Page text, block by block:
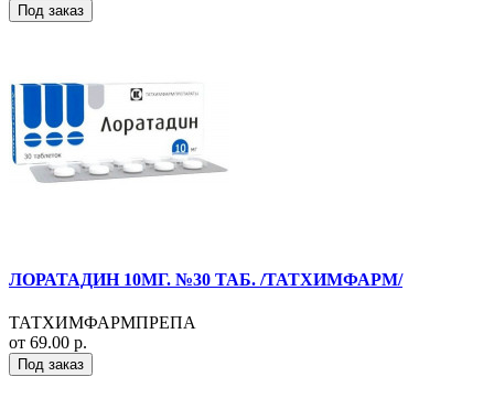
Под заказ
ЛОРАТАДИН 10МГ. №30 ТАБ. /ТАТХИМФАРМ/
ТАТХИМФАРМПРЕПА
от 69.00 р.
Под заказ